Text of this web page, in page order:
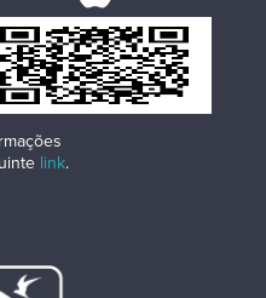
link.